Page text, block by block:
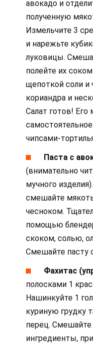
авокадо и
полученную
Измельчите 3
и нарежьте
луковицы.
полейте их
щепоткой соли и
кориандра и
Салат готов!
чипсами-
Паста с
(внимательно
мучного
смешайте
чесноком.
помощью
скоком, солью,
Смешайте пасту
Фахитас
полосками 1
Нашинкуйте 1
куриную грудку
перец. Смешайте
ингредиенты,